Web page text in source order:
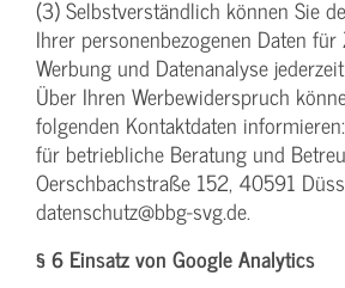
(3) Selbstverständlich können Sie
Ihrer personenbezogenen Daten für
Werbung und Datenanalyse
Über Ihren Werbewiderspruch
folgenden Kontaktdaten
für betriebliche Beratung und
Oerschbachstraße 152, 40591
datenschutz@bbg-svg.de.
§ 6 Einsatz von Google Analytics